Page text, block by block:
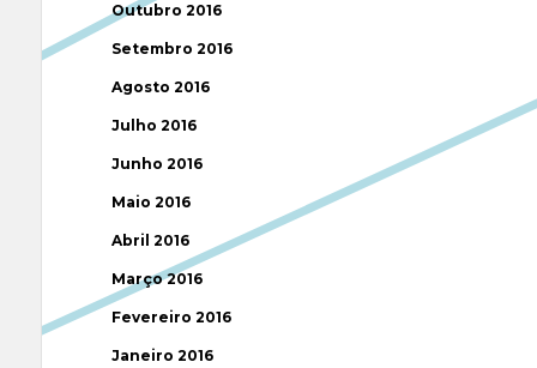
Outubro 2016
Setembro 2016
Agosto 2016
Julho 2016
Junho 2016
Maio 2016
Abril 2016
Março 2016
Fevereiro 2016
Janeiro 2016